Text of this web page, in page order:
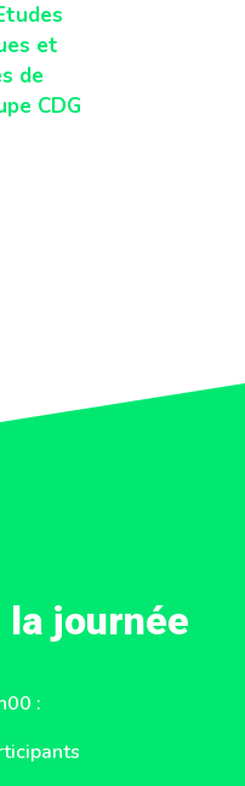
et
de
CDG
la journée
: